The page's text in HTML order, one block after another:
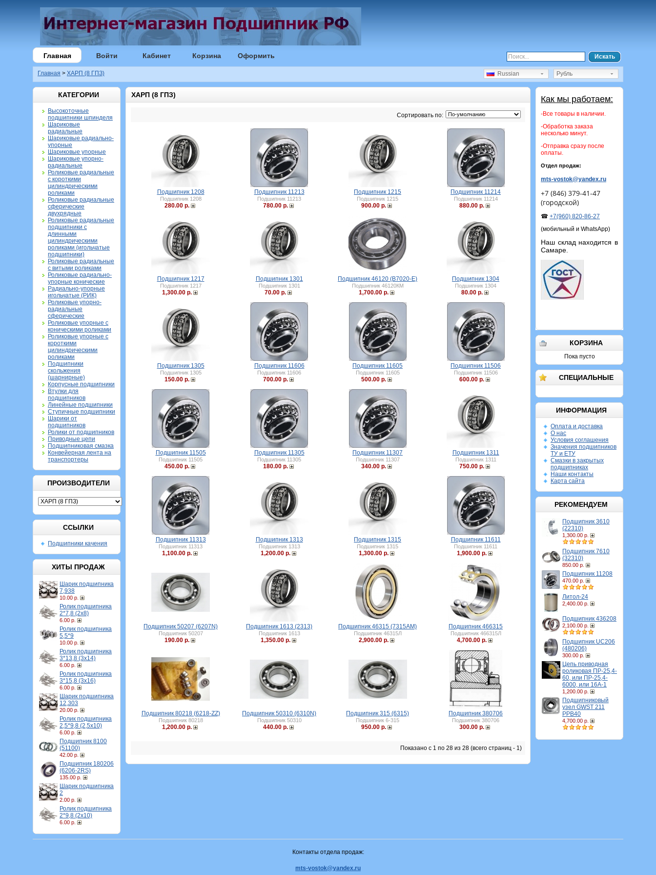
Главная Войти Кабинет Корзина Оформить Искать
Главная > ХАРП (8 ГПЗ) Рубль
Russian
КАТЕГОРИИ
Высокоточные
подшипники шпинделя
Шариковые
радиальные
Шариковые радиально-
упорные
Шариковые упорные
Шариковые упорно-
радиальные
Роликовые радиальные
с короткими
цилиндрическими
роликами
Роликовые радиальные
сферические
двухрядные
Роликовые радиальные
подшипники с
длинными
цилиндрическими
роликами (игольчатые
подшипники)
Роликовые радиальные
с витыми роликами
Роликовые радиально-
упорные конические
Радиально-упорные
игольчатые (РИК)
Роликовые упорно-
радиальные
сферические
Роликовые упорные с
коническими роликами
Роликовые упорные с
короткими
цилиндрическими
роликами
Подшипники
скольжения
(шарнирные)
Корпусные подшипники
Втулки для
подшипников
Линейные подшипники
Ступичные подшипники
Шарики от
подшипников
Ролики от подшипников
Приводные цепи
Подшипниковая смазка
Конвейерная лента на
транспортеры
ПРОИЗВОДИТЕЛИ
ССЫЛКИ
Подшипники качения
ХИТЫ ПРОДАЖ
Шарик подшипника
7,938
10.00 р.
Ролик подшипника
2*7,8 (2х8)
6.00 р.
Ролик подшипника
5,5*9
10.00 р.
Ролик подшипника
3*13,8 (3х14)
6.00 р.
Ролик подшипника
3*15,8 (3х16)
6.00 р.
Шарик подшипника
12,303
20.00 р.
Ролик подшипника
2,5*9,8 (2,5х10)
6.00 р.
Подшипник 8100
(51100)
42.00 р.
Подшипник 180206
(6206-2RS)
135.00 р.
Шарик подшипника
2
2.00 р.
Ролик подшипника
2*9,8 (2х10)
6.00 р.
Как мы работаем:
-Все товары в наличии.
-Обработка заказа
несколько минут.
-Отправка сразу после
оплаты.
Отдел продаж:
mts-vostok@yandex.ru
+7 (846) 379-41-47
(городской)
☎ +7(960) 820-86-27
(мобильный и WhatsApp)
Наш склад находится в
Самаре.
КОРЗИНА
Пока пусто
СПЕЦИАЛЬНЫЕ
ИНФОРМАЦИЯ
Оплата и доставка
О нас
Условия соглашения
Значения подшипников
ТУ и ЕТУ
Смазки в закрытых
подшипниках
Наши контакты
Карта сайта
РЕКОМЕНДУЕМ
Подшипник 3610
(22310)
1,300.00 р.
Подшипник 7610
(32310)
850.00 р.
Подшипник 11208
470.00 р.
Литол-24
2,400.00 р.
Подшипник 436208
2,100.00 р.
Подшипник UC206
(480206)
300.00 р.
Цепь приводная
роликовая ПР-25,4-
60, или ПР-25,4-
6000, или 16A-1
1,200.00 р.
Подшипниковый
узел GWST 211
PPB40
4,700.00 р.
ХАРП (8 ГПЗ)
Сортировать по:
Подшипник 1208
Подшипник 1208
280.00 р.
Подшипник 11213
Подшипник 11213
780.00 р.
Подшипник 1215
Подшипник 1215
900.00 р.
Подшипник 11214
Подшипник 11214
880.00 р.
Подшипник 1217
Подшипник 1217
1,300.00 р.
Подшипник 1301
Подшипник 1301
70.00 р.
Подшипник 46120 (B7020-E)
Подшипник 46120КМ
1,700.00 р.
Подшипник 1304
Подшипник 1304
80.00 р.
Подшипник 1305
Подшипник 1305
150.00 р.
Подшипник 11606
Подшипник 11606
700.00 р.
Подшипник 11605
Подшипник 11605
500.00 р.
Подшипник 11506
Подшипник 11506
600.00 р.
Подшипник 11505
Подшипник 11505
450.00 р.
Подшипник 11305
Подшипник 11305
180.00 р.
Подшипник 11307
Подшипник 11307
340.00 р.
Подшипник 1311
Подшипник 1311
750.00 р.
Подшипник 11313
Подшипник 11313
1,100.00 р.
Подшипник 1313
Подшипник 1313
1,200.00 р.
Подшипник 1315
Подшипник 1315
1,300.00 р.
Подшипник 11611
Подшипник 11611
1,900.00 р.
Подшипник 50207 (6207N)
Подшипник 50207
190.00 р.
Подшипник 1613 (2313)
Подшипник 1613
1,350.00 р.
Подшипник 46315 (7315АМ)
Подшипник 46315Л
2,900.00 р.
Подшипник 466315
Подшипник 466315Л
4,700.00 р.
Подшипник 80218 (6218-ZZ)
Подшипник 80218
1,200.00 р.
Подшипник 50310 (6310N)
Подшипник 50310
440.00 р.
Подшипник 315 (6315)
Подшипник 6-315
950.00 р.
Подшипник 380706
Подшипник 380706
300.00 р.
Показано с 1 по 28 из 28 (всего страниц - 1)
Контакты отдела продаж:
mts-vostok@yandex.ru